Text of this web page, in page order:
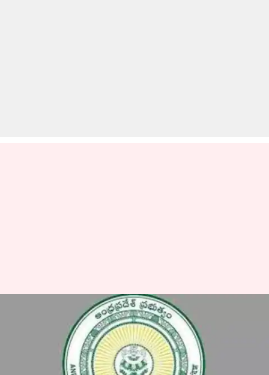
Andhra Pradesh: ఏపీలో
ప్రతిష్టాత్మక 'ఇన్నొవేషన్‌
యూనివర్సిటీ'.. ఫిజిక్స్‌ వాలాతో
రాష్ట్ర ప్రభుత్వం ఒప్పందం